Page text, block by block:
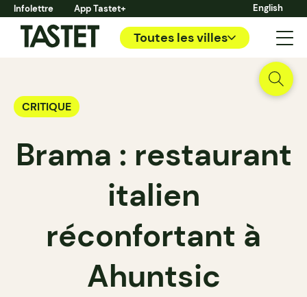
Infolettre App Tastet+ English
Toutes les villes
CRITIQUE
Brama : restaurant
italien
réconfortant à
Ahuntsic